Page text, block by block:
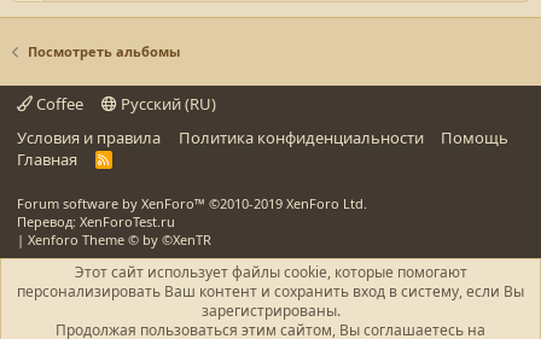
Посмотреть альбомы
Coffee
Русский (RU)
Условия и правила
Политика конфиденциальности
Помощь
Главная
R
Forum software by XenForo™ ©2010-2019 XenForo Ltd.
Перевод: XenForoTest.ru
| Xenforo Theme © by ©XenTR
Этот сайт использует файлы cookie, которые помогают
персонализировать Ваш контент и сохранить вход в систему, если Вы
зарегистрированы.
Продолжая пользоваться этим сайтом, Вы соглашаетесь на